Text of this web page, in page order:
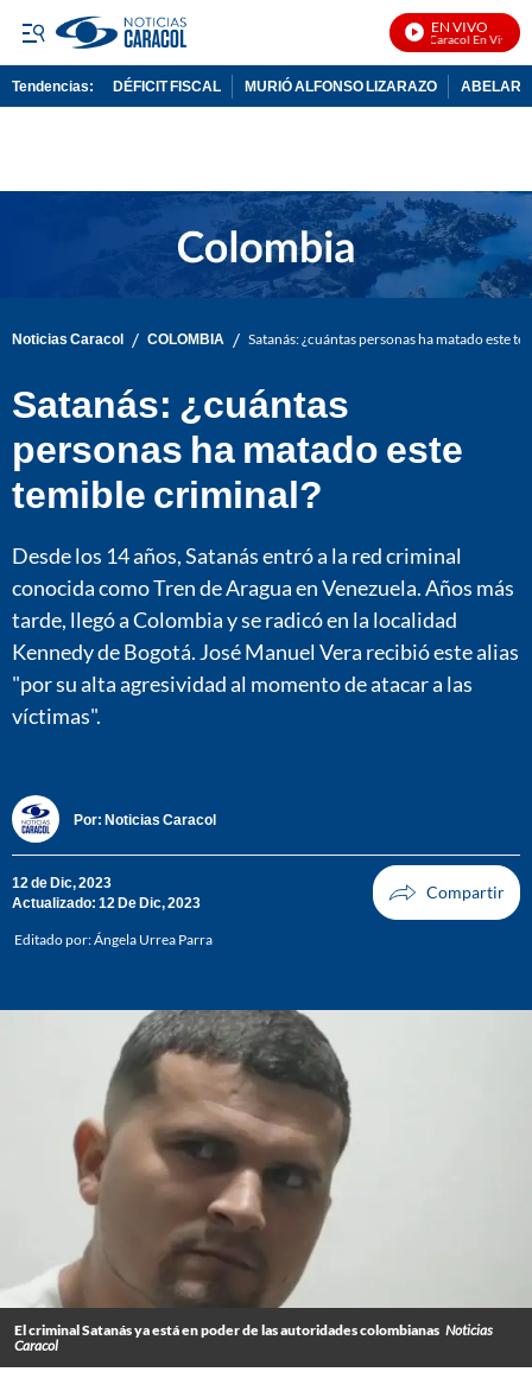
EN VIVO
Noticias Caracol En Vivo
Tendencias: DÉFICIT FISCAL MURIÓ ALFONSO LIZARAZO
Noticias Caracol / COLOMBIA / Satanás: ¿cuántas personas ha matado este
Satanás: ¿cuántas
personas ha matado este
temible criminal?
Desde los 14 años, Satanás entró a la red criminal
conocida como Tren de Aragua en Venezuela. Años más
tarde, llegó a Colombia y se radicó en la localidad
Kennedy de Bogotá. José Manuel Vera recibió este alias
"por su alta agresividad al momento de atacar a las
víctimas".
Por: Noticias Caracol
12 de Dic, 2023
Actualizado: 12 De Dic, 2023
Editado por:Ángela Urrea Parra
El criminal Satanás ya está en poder de las autoridades colombianas Noticias
Caracol